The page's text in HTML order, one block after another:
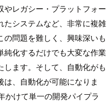
やレガシー・プラットフォー
たシステムなど、非常に複雑
問題を難しく、興味深いも
化するだけでも大変な作業
ます。そして、自動化がも
、自動化が可能になりま
かけて単一の開発パイプラ